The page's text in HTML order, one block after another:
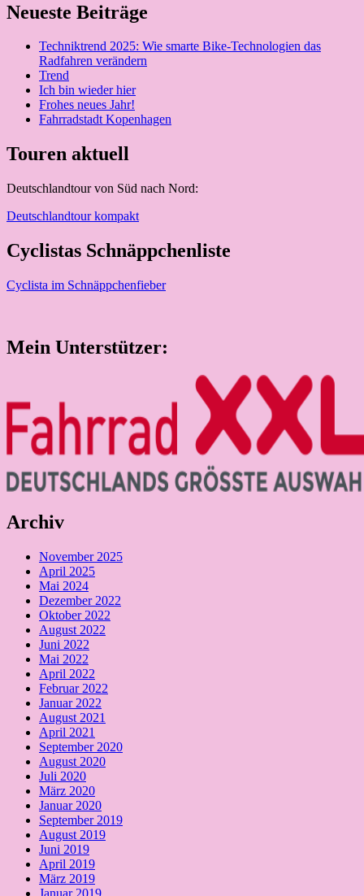
Neueste Beiträge
Techniktrend 2025: Wie smarte Bike-Technologien das
Radfahren verändern
Trend
Ich bin wieder hier
Frohes neues Jahr!
Fahrradstadt Kopenhagen
Touren aktuell
Deutschlandtour von Süd nach Nord:
Deutschlandtour kompakt
Cyclistas Schnäppchenliste
Cyclista im Schnäppchenfieber
Mein Unterstützer:
Archiv
November 2025
April 2025
Mai 2024
Dezember 2022
Oktober 2022
August 2022
Juni 2022
Mai 2022
April 2022
Februar 2022
Januar 2022
August 2021
April 2021
September 2020
August 2020
Juli 2020
März 2020
Januar 2020
September 2019
August 2019
Juni 2019
April 2019
März 2019
Januar 2019